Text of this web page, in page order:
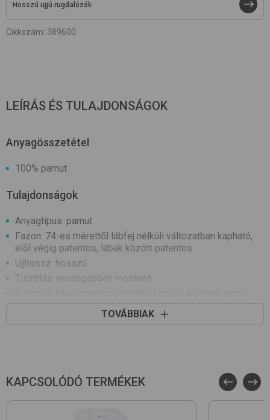
Hosszú ujjú rugdalózók
Cikkszám: 389600
LEÍRÁS ÉS TULAJDONSÁGOK
Anyagösszetétel
100% pamut
Tulajdonságok
Anyagtípus: pamut
Fazon: 74-es mérettől lábfej nélküli változatban kapható,
elöl végig patentos, lábak között patentos
Ujjhossz: hosszú
Tisztítás: mosógépben mosható
tartalmaz nikkelt, ezért nem vált ki allergiás reakciót az
erre érzékeny babáknálTOVÁBBIAK
KAPCSOLÓDÓ TERMÉKEK